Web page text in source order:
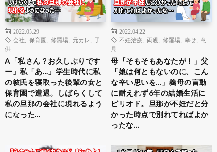
2022.05.29
会社
保育園 修羅場 元カレ
子
供
A「私さん？お久しぶりです
ー」私「あ…」学生時代に私
の彼氏を寝取った後輩の女と
保育園で遭遇。しばらくして
私の旦那の会社に現れるよう
になった…
2022.04.22
不妊治療
両親 修羅場 幸せ
意
見
母「そもそもあなたが！」父
「娘は何ともないのに、こん
な辛い思いを…」義母の言動
に耐えれず6年の結婚生活に
ピリオド。旦那が不妊だと分
かった時点で別れてればよか
ったな…